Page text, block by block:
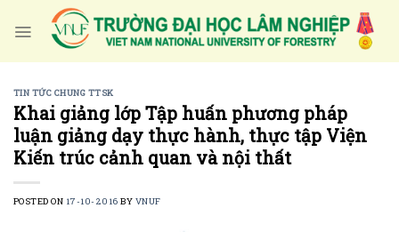
TIN TỨC CHUNG TTSK
Khai giảng lớp Tập huấn phương pháp
luận giảng dạy thực hành, thực tập Viện
Kiến trúc cảnh quan và nội thất
POSTED ON 17-10-2016 BY VNUF